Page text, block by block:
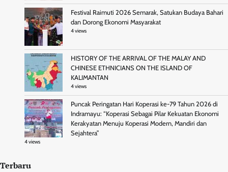
Festival Raimuti 2026 Semarak, Satukan Budaya Bahari
dan Dorong Ekonomi Masyarakat
4 views
HISTORY OF THE ARRIVAL OF THE MALAY AND
CHINESE ETHNICIANS ON THE ISLAND OF
KALIMANTAN
4 views
Puncak Peringatan Hari Koperasi ke-79 Tahun 2026 di
Indramayu: “Koperasi Sebagai Pilar Kekuatan Ekonomi
Kerakyatan Menuju Koperasi Modern, Mandiri dan
Sejahtera”
4 views
Terbaru